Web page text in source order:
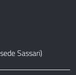
Sassari)